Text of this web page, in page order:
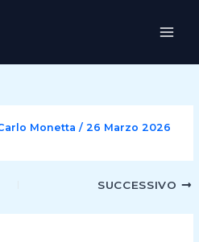
Monetta / 26 Marzo 2026
SUCCESSIVO